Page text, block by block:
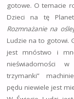
gotowe. O temacie
Dzieci na tę
Rozmnażanie na
Ludzie na to gotowi.
jest mnóstwo i
nieświadomości
trzymanki”
pędu niewiele jest